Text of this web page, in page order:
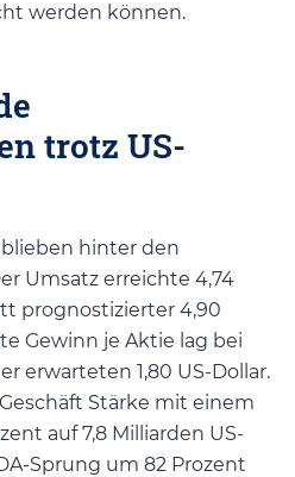
werden können.
trotz US-
blieben hinter den
Umsatz erreichte 4,74
prognostizierter 4,90
Gewinn je Aktie lag bei
erwarteten 1,80 US-Dollar.
Stärke mit einem
auf 7,8 Milliarden US-
Sprung um 82 Prozent